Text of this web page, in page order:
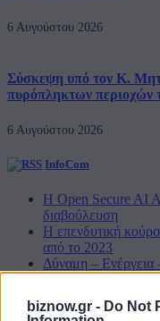
biznow.gr - Do Not
6 Αυγούστου 2026
Σύσκεψη υπό τον Κ.
πυρόπληκτων περιοχών
6 Αυγούστου 2026
InfoCom
Η Open Secure AI
διαβούλευση
Η επενδυτική
από το 2023
Δύναμη –
Η Cosmote
Financial Times για